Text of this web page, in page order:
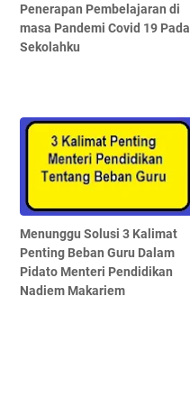
Penerapan Pembelajaran di
masa Pandemi Covid 19 Pada
Sekolahku
Menunggu Solusi 3 Kalimat
Penting Beban Guru Dalam
Pidato Menteri Pendidikan
Nadiem Makariem